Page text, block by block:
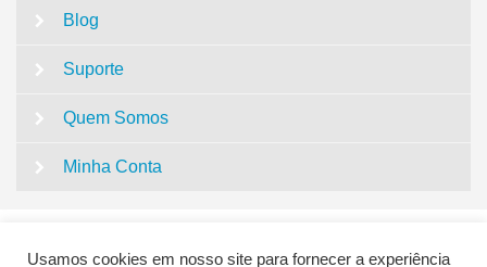
Blog
Suporte
Quem Somos
Minha Conta
Usamos cookies em nosso site para fornecer a experiência